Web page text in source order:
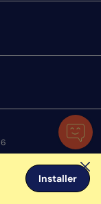
© Popcarte.com
Installer